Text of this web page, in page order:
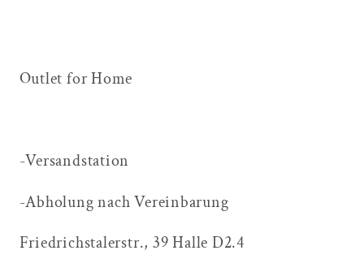
Outlet for Home
-Versandstation
-Abholung nach Vereinbarung
Friedrichstalerstr., 39 Halle D2.4